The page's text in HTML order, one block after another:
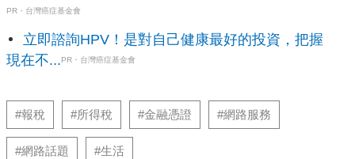
PR・台灣癌症基金會
立即諮詢HPV！是對自己健康最好的投資，把握
現在不...PR・台灣癌症基金會
#報稅 #所得稅 #金融憑證 #網路服務
#網路話題 #生活